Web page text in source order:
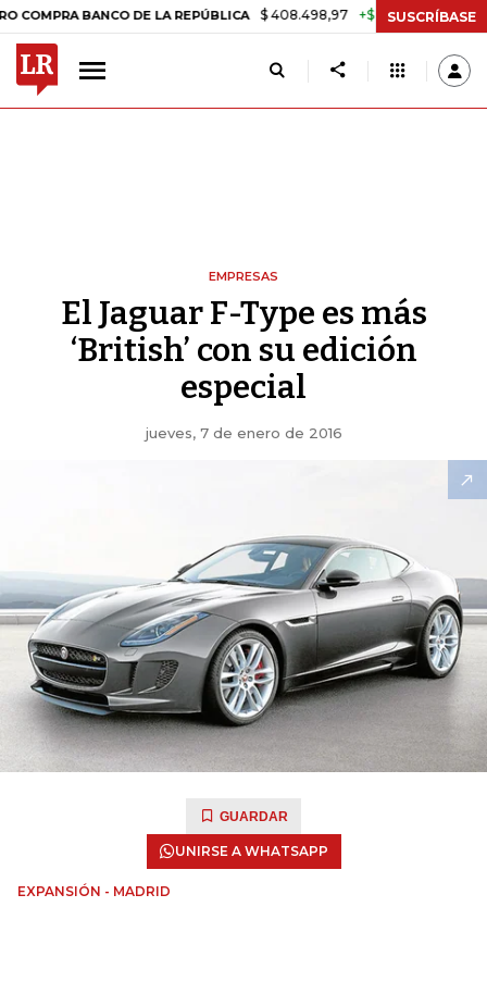
BANCO DE LA REPÚBLICA $ 408.498,97 +$ 8.753,81 +2,19%
SUSCRÍBASE
EMPRESAS
El Jaguar F-Type es más
‘British’ con su edición
especial
jueves, 7 de enero de 2016
GUARDAR
UNIRSE A WHATSAPP
EXPANSIÓN - MADRID